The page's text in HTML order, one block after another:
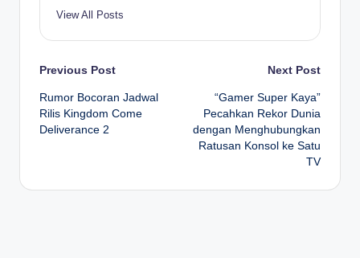
View All Posts
Post
navigation
Previous Post
Rumor Bocoran Jadwal
Rilis Kingdom Come
Deliverance 2
Next Post
“Gamer Super Kaya”
Pecahkan Rekor Dunia
dengan Menghubungkan
Ratusan Konsol ke Satu
TV